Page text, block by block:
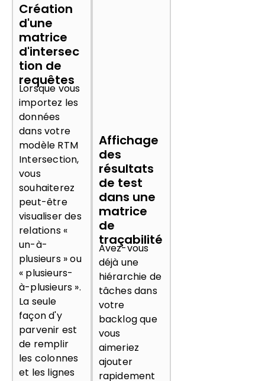
Création
d'une
matrice
d'intersec
tion de
requêtes
Lorsque vous
importez les
données
dans votre
modèle RTM
Intersection,
vous
souhaiterez
peut-être
visualiser des
relations «
un-à-
plusieurs » ou
« plusieurs-
à-plusieurs ».
La seule
façon d'y
parvenir est
de remplir
les colonnes
et les lignes
Affichage
des
résultats
de test
dans une
matrice
de
traçabilité
Avez-vous
déjà une
hiérarchie de
tâches dans
votre
backlog que
vous
aimeriez
ajouter
rapidement